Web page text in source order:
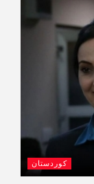
کوردستان